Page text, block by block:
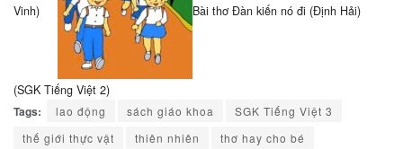
Vinh) Bài thơ Đàn kiến nó đi (Định Hải)
(SGK Tiếng Việt 2)
Tags:
lao động sách giáo khoa
SGK Tiếng Việt 3
thế giới thực vật
thiên nhiên
thơ hay cho bé